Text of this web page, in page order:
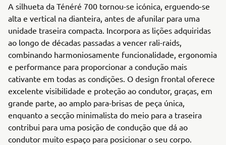
A silhueta da Ténéré 700 tornou-se icónica, erguendo-se
alta e vertical na dianteira, antes de afunilar para uma
unidade traseira compacta. Incorpora as lições adquiridas
ao longo de décadas passadas a vencer rali-raids,
combinando harmoniosamente funcionalidade, ergonomia
e performance para proporcionar a condução mais
cativante em todas as condições. O design frontal oferece
excelente visibilidade e proteção ao condutor, graças, em
grande parte, ao amplo para-brisas de peça única,
enquanto a secção minimalista do meio para a traseira
contribui para uma posição de condução que dá ao
condutor muito espaço para posicionar o seu corpo.